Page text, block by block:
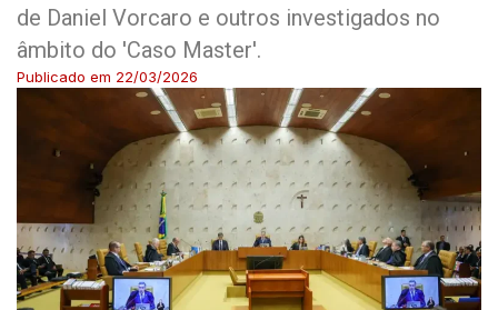
de Daniel Vorcaro e outros investigados no
âmbito do 'Caso Master'.
Publicado em 22/03/2026